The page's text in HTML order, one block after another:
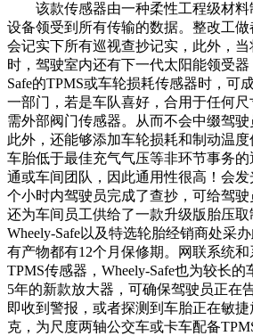
该款传感器由一种柔性工程级材料
设备领受到所有传输的数据。整改工
会记实下所有巡视查抄记实，此外，
时，驾驶室内还有下一代太阳能领受器
Safe的TPMS或车轮损耗传感器时，可
一部门，若是车队喜好，合用于任何
需外部阀门传感器。从而不会中缀驾驶
此外，还能够添加车轮损耗和制动温度
车胎低于最佳充气气压等非环节事务
通或车间团队，因此通用性很高！会
个小时内驾驶员完成了查抄，可给驾驶
还为车间员工供给了一款升级版胎压
Wheely-Safe以及特选轮胎经销商处采
有产物都有12个月保修期。网联系统
TPMS传感器，Wheely-Safe也为较长
5年的新款放大器，可确保驾驶员正在
即收到警报，或者探测到车胎正在敏
克，为尺度两轴公交车或卡车配备